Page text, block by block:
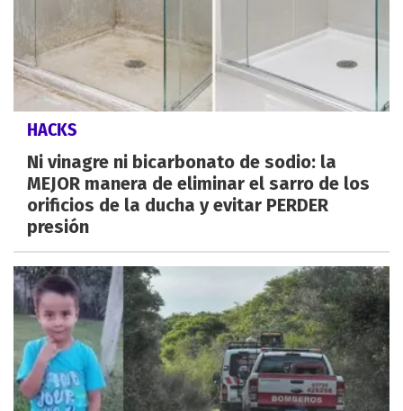
HACKS
Ni vinagre ni bicarbonato de sodio: la
MEJOR manera de eliminar el sarro de los
orificios de la ducha y evitar PERDER
presión